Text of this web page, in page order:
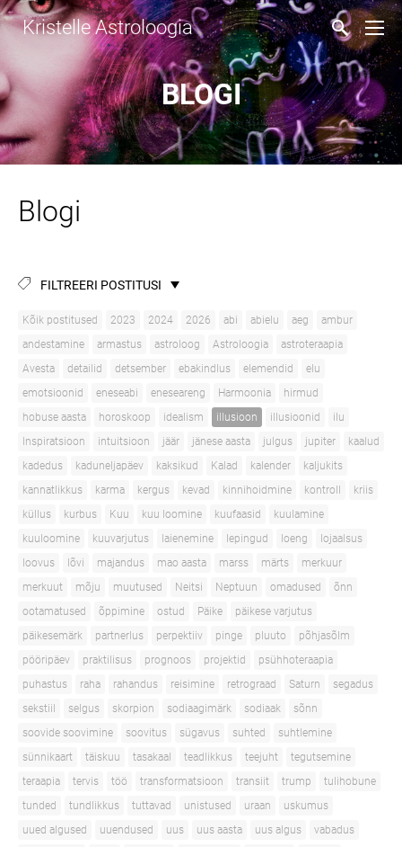
Kristelle Astroloogia
BLOGI
Blogi
FILTREERI POSTITUSI
Kõik postitused 2023 2024 2026 abi abielu aeg
ambur
andestamine
armastus astroloog Astroloogia
astroteraapia
Avesta
detailid detsember ebakindlus elemendid
elu
emotsioonid
eneseabi eneseareng Harmoonia
hirmud
hobuse aasta
horoskoop idealism illusioon illusioonid
ilu
Inspiratsioon
intuitsioon jäär jänese aasta julgus jupiter
kaalud
kadedus
kaduneljapäev kaksikud Kalad kalender
kaljukits
kannatlikkus
karma kergus kevad kinnihoidmine kontroll
kriis
küllus
kurbus Kuu kuu loomine kuufaasid
kuulamine
kuuloomine
kuuvarjutus laienemine lepingud loeng
lojaalsus
loovus
lõvi majandus mao aasta marss märts
merkuur
merkuut
mõju muutused Neitsi Neptuun omadused
õnn
ootamatused
õppimine ostud Päike
päikese varjutus
päikesemärk
partnerlus perpektiiv pinge pluuto
põhjasõlm
pööripäev
praktilisus prognoos projektid
psühhoteraapia
puhastus
raha rahandus reisimine retrograad Saturn
segadus
sekstiil
selgus skorpion sodiaagimärk sodiaak
sõnn
soovide soovimine
soovitus sügavus suhted
suhtlemine
sünnikaart
täiskuu tasakaal teadlikkus teejuht
tegutsemine
teraapia
tervis töö transformatsioon transiit trump
tulihobune
tunded
tundlikkus tuttavad unistused uraan
uskumus
uued algused
uuendused uus uus aasta uus algus
vabadus